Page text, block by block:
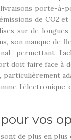
porte-à-
de CO2
sur de
son manque
permettant
doit faire face à
vos
de plus en